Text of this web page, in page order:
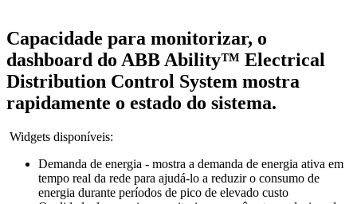
Capacidade para monitorizar, o
dashboard do ABB Ability™ Electrical
Distribution Control System mostra
rapidamente o estado do sistema.
Widgets disponíveis:
Demanda de energia - mostra a demanda de energia ativa em
tempo real da rede para ajudá-lo a reduzir o consumo de
energia durante períodos de pico de elevado custo